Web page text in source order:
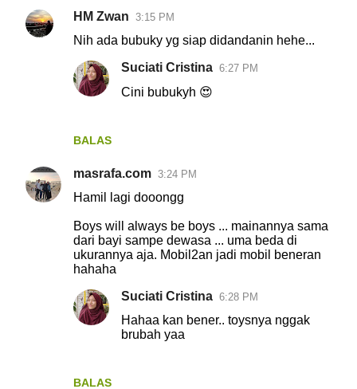
K
r
HM Zwan 3:15 PM
Nih ada bubuky yg siap didandanin hehe...
BALAS
Suciati Cristina 6:27 PM
Cini bubukyh 😍
masrafa.com 3:24 PM
Hamil lagi dooongg
Boys will always be boys ... mainannya sama
dari bayi sampe dewasa ... uma beda di
ukurannya aja. Mobil2an jadi mobil beneran
hahaha
BALAS
Suciati Cristina 6:28 PM
Hahaa kan bener.. toysnya nggak
brubah yaa